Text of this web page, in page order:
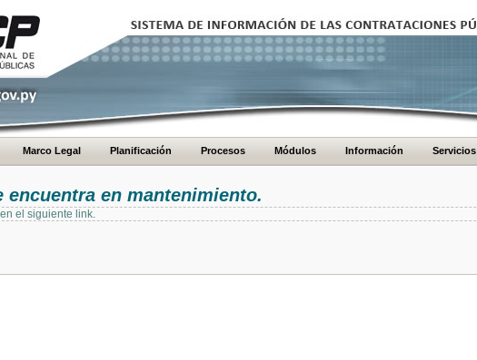
Marco Legal Planificación Procesos Módulos Información Servicios
encuentra en mantenimiento.
el siguiente link.